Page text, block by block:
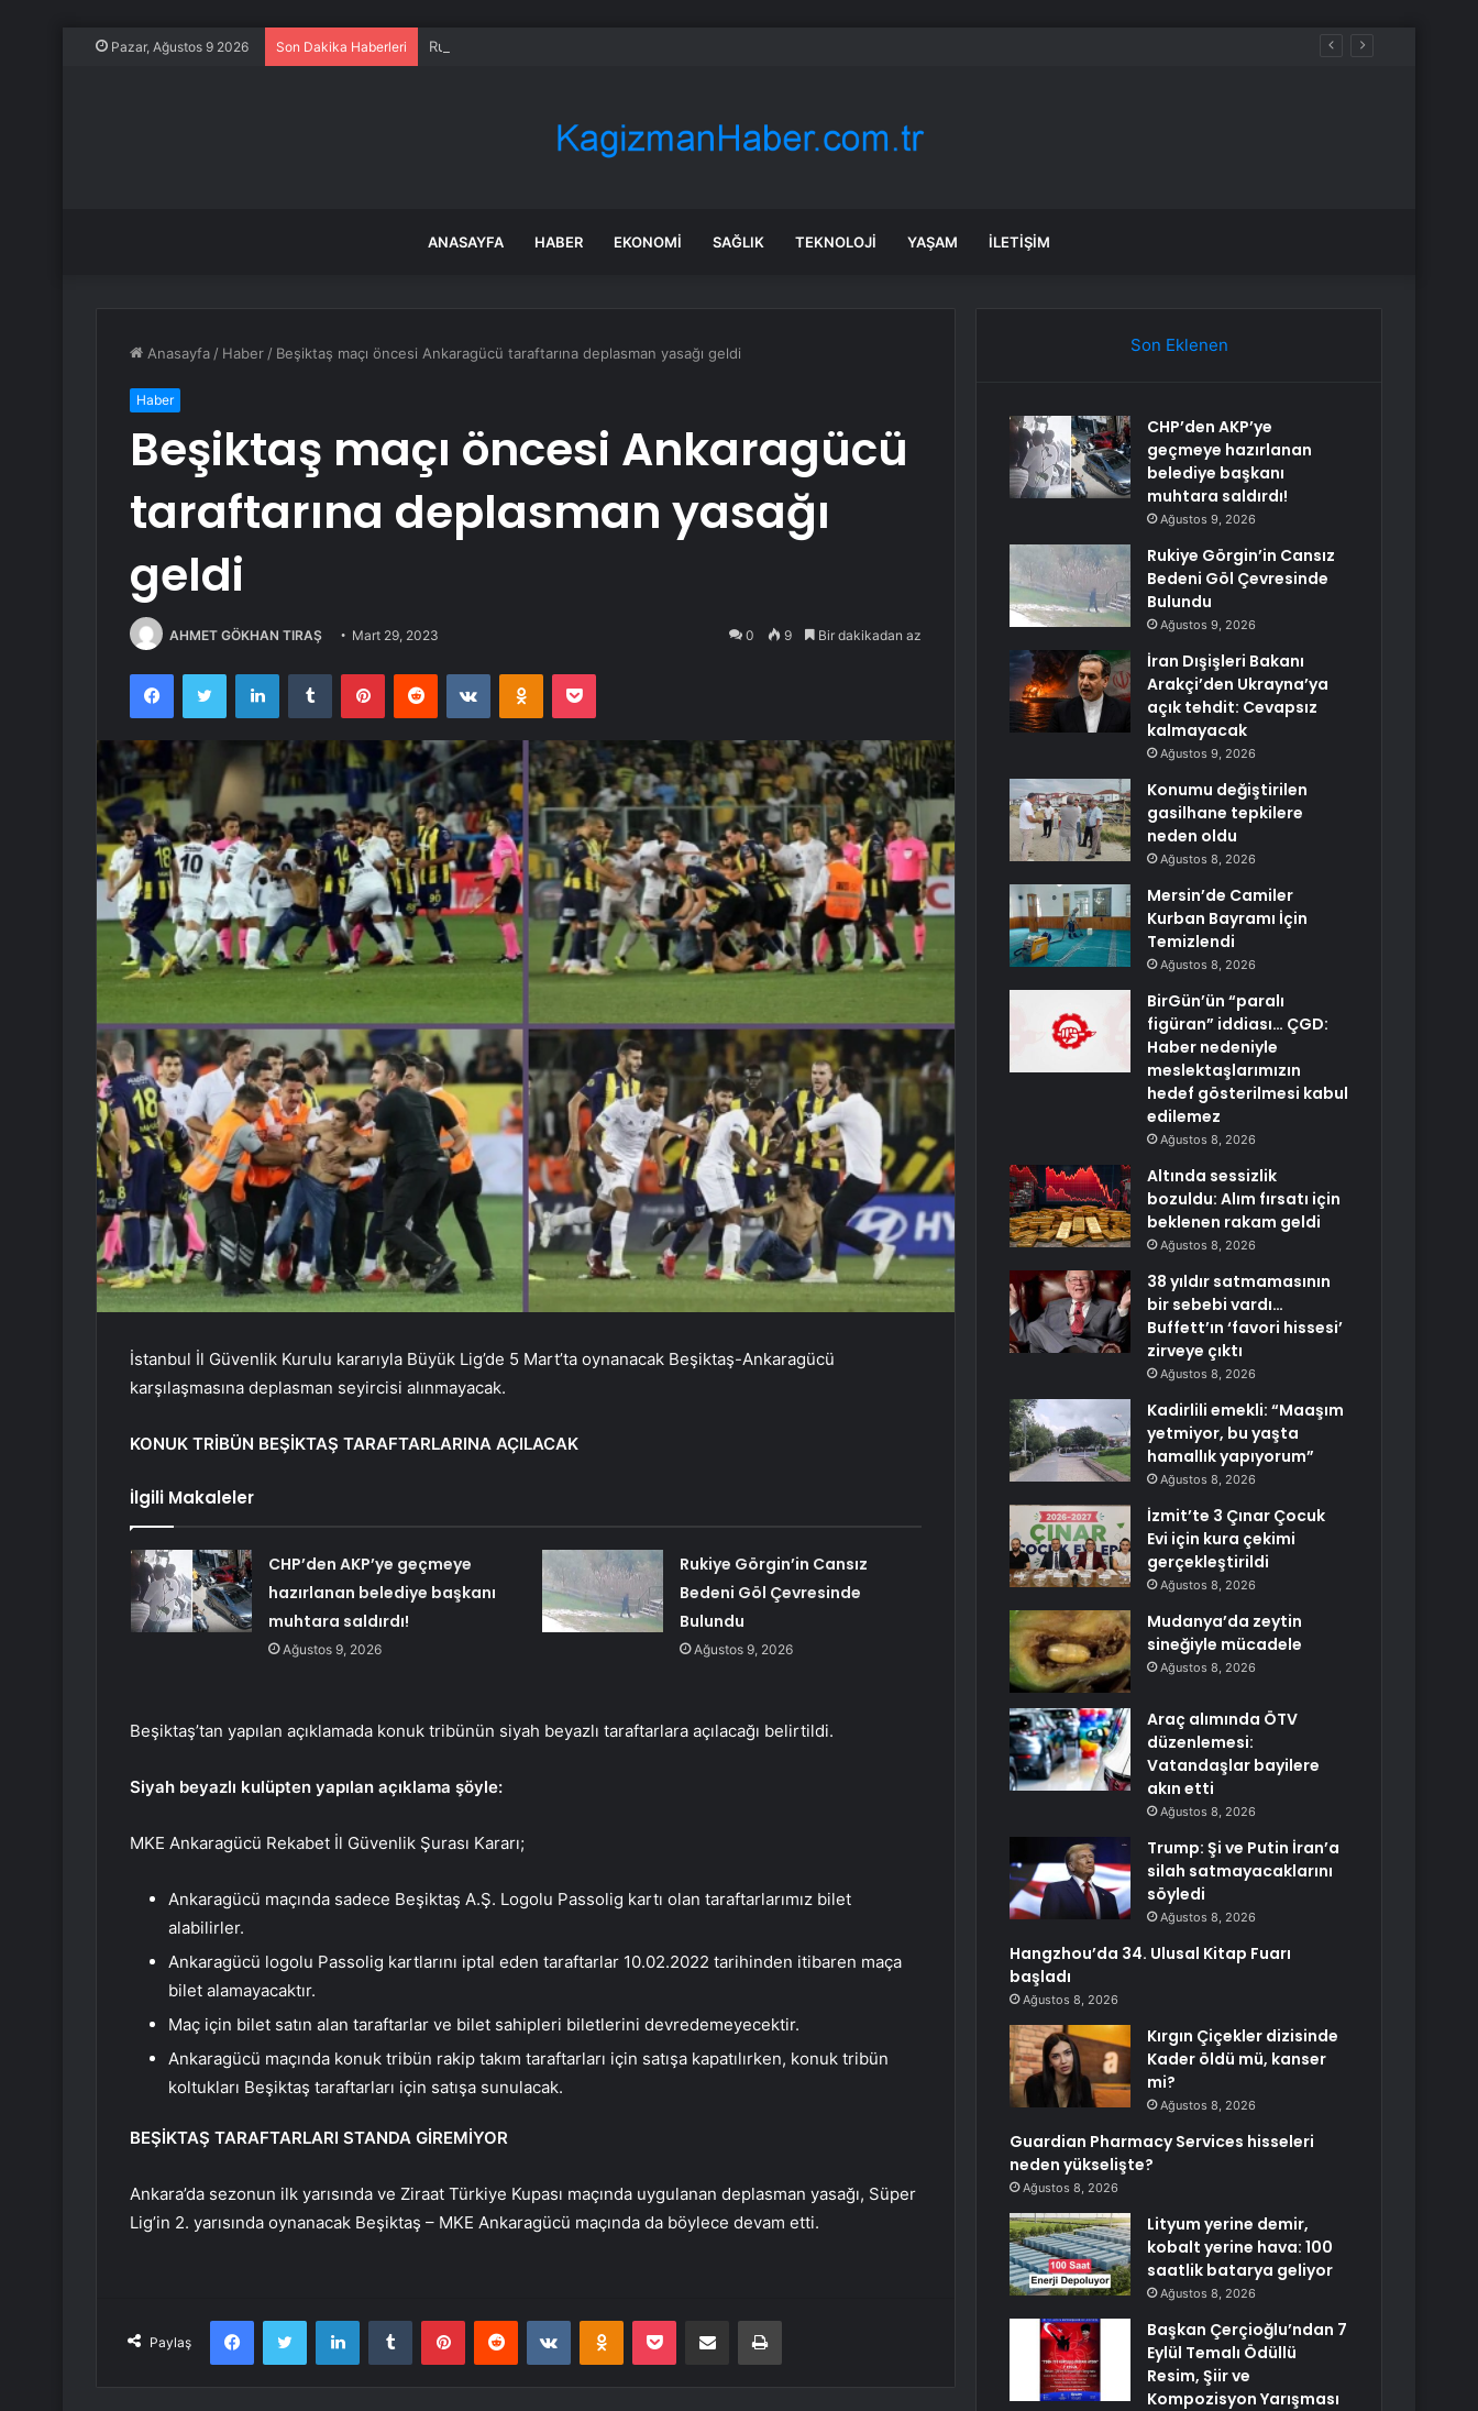
Pazar, Ağustos 9 2026 Son Dakika Haberleri Rukiye Görgin’in Cansız Bedeni Göl Çevresinde Bulundu
ANASAYFA HABER EKONOMI SAĞLIK TEKNOLOJI YAŞAM İLETIŞIM
Anasayfa / Haber / Beşiktaş maçı öncesi Ankaragücü taraftarına deplasman yasağı geldi
Haber
Beşiktaş maçı öncesi Ankaragücü
taraftarına deplasman yasağı
geldi
AHMET GÖKHAN TIRAŞ Mart 29, 2023 0 9 Bir dakikadan az
FacebookTwitter LinkedInTumblr PinterestReddit VKontakteOdnoklassniki
Pocket
İstanbul İl Güvenlik Kurulu kararıyla Büyük Lig’de 5 Mart’ta oynanacak Beşiktaş-Ankaragücü
karşılaşmasına deplasman seyircisi alınmayacak.
KONUK TRİBÜN BEŞİKTAŞ TARAFTARLARINA AÇILACAK
İlgili Makaleler
CHP’den AKP’ye geçmeye
hazırlanan belediye başkanı
muhtara saldırdı!
Ağustos 9, 2026
Rukiye Görgin’in Cansız
Bedeni Göl Çevresinde
Bulundu
Ağustos 9, 2026
Beşiktaş’tan yapılan açıklamada konuk tribünün siyah beyazlı taraftarlara açılacağı belirtildi.
Siyah beyazlı kulüpten yapılan açıklama şöyle:
MKE Ankaragücü Rekabet İl Güvenlik Şurası Kararı;
Ankaragücü maçında sadece Beşiktaş A.Ş. Logolu Passolig kartı olan taraftarlarımız bilet
alabilirler.
Ankaragücü logolu Passolig kartlarını iptal eden taraftarlar 10.02.2022 tarihinden itibaren maça
bilet alamayacaktır.
Maç için bilet satın alan taraftarlar ve bilet sahipleri biletlerini devredemeyecektir.
Ankaragücü maçında konuk tribün rakip takım taraftarları için satışa kapatılırken, konuk tribün
koltukları Beşiktaş taraftarları için satışa sunulacak.
BEŞİKTAŞ TARAFTARLARI STANDA GİREMİYOR
Ankara’da sezonun ilk yarısında ve Ziraat Türkiye Kupası maçında uygulanan deplasman yasağı, Süper
Lig’in 2. yarısında oynanacak Beşiktaş – MKE Ankaragücü maçında da böylece devam etti.
Paylaş
FacebookTwitter LinkedInTumblr PinterestReddit VKontakteOdnoklassniki
Pocket E-Posta ile paylaş Yazdır
Son Eklenen
CHP’den AKP’ye
geçmeye hazırlanan
belediye başkanı
muhtara saldırdı!
Ağustos 9, 2026
Rukiye Görgin’in Cansız
Bedeni Göl Çevresinde
Bulundu
Ağustos 9, 2026
İran Dışişleri Bakanı
Arakçi’den Ukrayna’ya
açık tehdit: Cevapsız
kalmayacak
Ağustos 9, 2026
Konumu değiştirilen
gasilhane tepkilere
neden oldu
Ağustos 8, 2026
Mersin’de Camiler
Kurban Bayramı İçin
Temizlendi
Ağustos 8, 2026
BirGün’ün “paralı
figüran” iddiası… ÇGD:
Haber nedeniyle
meslektaşlarımızın
hedef gösterilmesi kabul
edilemez
Ağustos 8, 2026
Altında sessizlik
bozuldu: Alım fırsatı için
beklenen rakam geldi
Ağustos 8, 2026
38 yıldır satmamasının
bir sebebi vardı…
Buffett’ın ‘favori hissesi’
zirveye çıktı
Ağustos 8, 2026
Kadirlili emekli: “Maaşım
yetmiyor, bu yaşta
hamallık yapıyorum”
Ağustos 8, 2026
İzmit’te 3 Çınar Çocuk
Evi için kura çekimi
gerçekleştirildi
Ağustos 8, 2026
Mudanya’da zeytin
sineğiyle mücadele
Ağustos 8, 2026
Araç alımında ÖTV
düzenlemesi:
Vatandaşlar bayilere
akın etti
Ağustos 8, 2026
Trump: Şi ve Putin İran’a
silah satmayacaklarını
söyledi
Ağustos 8, 2026
Hangzhou’da 34. Ulusal Kitap Fuarı
başladı
Ağustos 8, 2026
Kırgın Çiçekler dizisinde
Kader öldü mü, kanser
mi?
Ağustos 8, 2026
Guardian Pharmacy Services hisseleri
neden yükselişte?
Ağustos 8, 2026
Lityum yerine demir,
kobalt yerine hava: 100
saatlik batarya geliyor
Ağustos 8, 2026
Başkan Çerçioğlu’ndan 7
Eylül Temalı Ödüllü
Resim, Şiir ve
Kompozisyon Yarışması